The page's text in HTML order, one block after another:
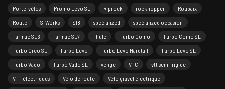
Porte-vélos
Promo Levo SL Riprock rockhopper
Roubaix
Route
S-Works Sl8 specialized
specialized occasion
Tarmac SL6
Tarmac SL7 Thule Turbo Como
Turbo Como SL
Turbo Creo SL
Turbo Levo Turbo Levo Hardtail
Turbo Levo SL
Turbo Vado
Turbo Vado SL venge VTC
vtt semi-rigide
VTT électriques
Vélo de route
Vélo gravel électrique